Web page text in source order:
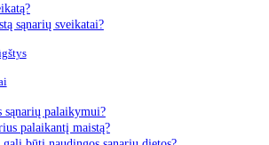
sąnarių sveikatai?
sąnarių palaikymui?
palaikantį maistą?